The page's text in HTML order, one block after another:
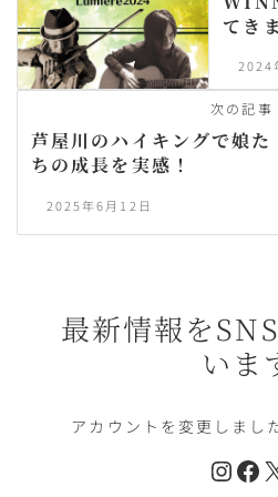
てき
2024
次の記事
芦屋川のハイキングで娘た
ちの成長を実感！
2025年6月12日
最新情報を
いま
アカウントを変更しまし
X